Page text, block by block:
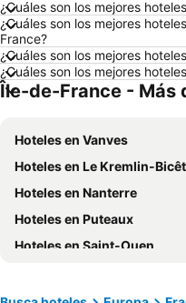
Hoteles en Ambato
Hoteles en Lisboa
Hoteles en Oporto
Hoteles en Panamá
¿Cuáles son los mejores
¿Cuáles son los mejores
France?
¿Cuáles son los mejores
¿Cuáles son los mejores
Île-de-France - Más
Hoteles en Vanves
Hoteles en Le Kremlin-
Hoteles en Nanterre
Hoteles en Puteaux
Hoteles en Saint-Ouen
Hoteles en Paray-Vieille-Poste